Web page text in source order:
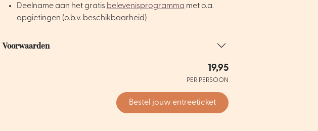
Deelname aan het gratis belevenisprogramma met o.a.
opgietingen (o.b.v. beschikbaarheid)
Voorwaarden
19,95
PER PERSOON
Bestel jouw entreeticket